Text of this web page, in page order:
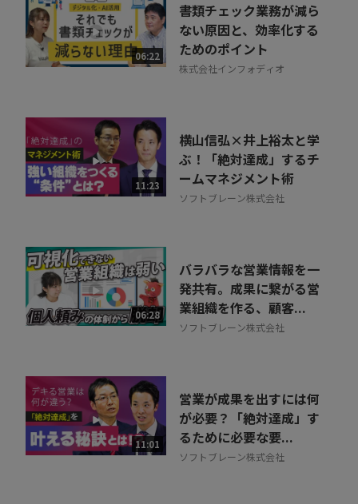
06:22
書類チェック業務が減ら
ない原因と、効率化する
ためのポイント
株式会社インフォディオ
11:23
横山信弘×井上裕太と学
ぶ！「絶対達成」するチ
ームマネジメント術
ソフトブレーン株式会社
06:28
バラバラな営業情報を一
発共有。成果に繋がる営
業組織を作る、顧客...
ソフトブレーン株式会社
11:01
営業が成果を出すには何
が必要？「絶対達成」す
るために必要な要...
ソフトブレーン株式会社